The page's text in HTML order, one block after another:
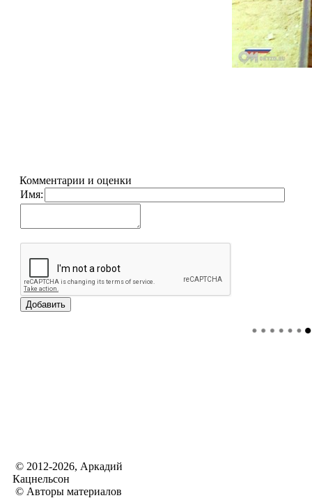
Комментарии и оценки
Имя:
© 2012-2026, Аркадий
Кацнельсон
© Авторы материалов